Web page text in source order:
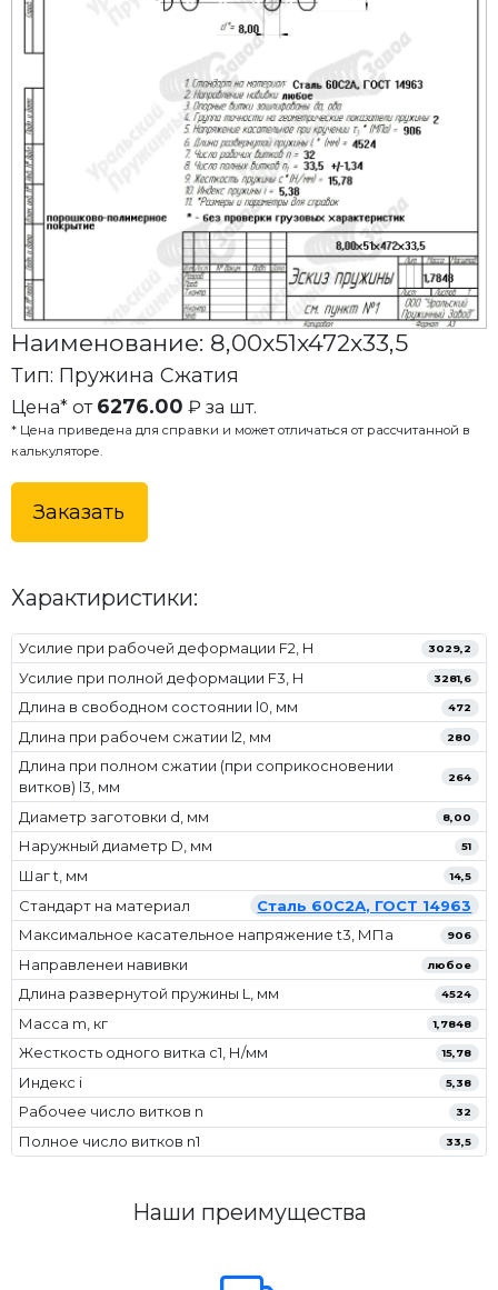
Наименование: 8,00x51x472x33,5
Тип: Пружина Сжатия
Цена* от 6276.00 ₽ за шт.
* Цена приведена для справки и может отличаться от рассчитанной в
калькуляторе.
Заказать
Характиристики:
Усилие при рабочей деформации F2, Н 3029,2
Усилие при полной деформации F3, Н 3281,6
Длина в свободном состоянии l0, мм 472
Длина при рабочем сжатии l2, мм 280
Длина при полном сжатии (при соприкосновении
витков) l3, мм
264
Диаметр заготовки d, мм 8,00
Наружный диаметр D, мм 51
Шаг t, мм 14,5
Стандарт на материал
Сталь 60С2А, ГОСТ 14963
Максимальное касательное напряжение t3, МПа
906
Направленеи навивки любое
Длина развернутой пружины L, мм 4524
Масса m, кг 1,7848
Жесткость одного витка c1, Н/мм 15,78
Индекс i 5,38
Рабочее число витков n 32
Полное число витков n1 33,5
Наши преимущества